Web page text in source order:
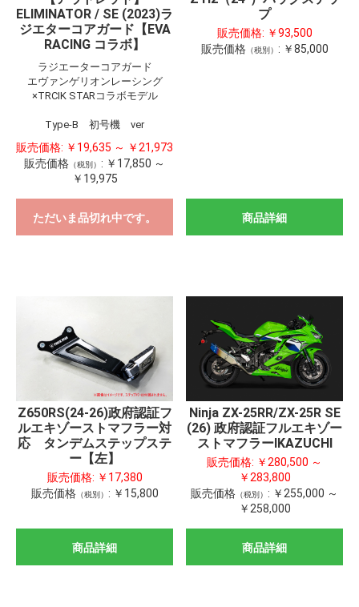
ELIMINATOR / SE (2023)ラ
ジエターコアガード【EVA
RACING コラボ】
ラジエーターコアガード
エヴァンゲリオンレーシング
×TRCIK STARコラボモデル
Type-B 初号機 ver
販売価格: ￥19,635 ～ ￥21,973
販売価格 （税別） : ￥17,850 ～
￥19,975
ただいま品切れ中です。
プ
販売価格: ￥93,500
販売価格（税別） : ￥85,000
商品詳細
Z650RS(24-26)政府認証フ
ルエキゾーストマフラー対
応 タンデムステップステ
ー【左】
販売価格: ￥17,380
販売価格（税別） : ￥15,800
商品詳細
Ninja ZX-25RR/ZX-25R SE
(26) 政府認証フルエキゾー
ストマフラーIKAZUCHI
販売価格: ￥280,500 ～
￥283,800
販売価格 （税別） : ￥255,000 ～
￥258,000
商品詳細